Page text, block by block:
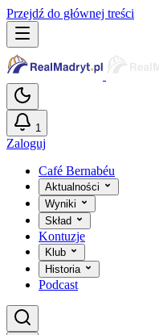
Przejdź do głównej treści
1
Zaloguj
Café Bernabéu
Aktualności
Wyniki
Skład
Kontuzje
Klub
Historia
Podcast